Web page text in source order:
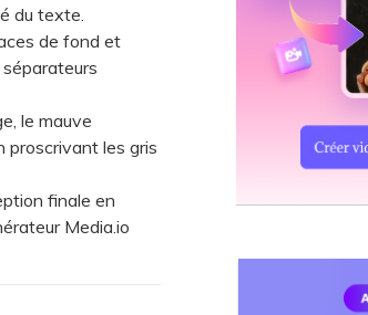
du texte.
de fond et
le mauve
proscrivant les gris
finale en
Media.io